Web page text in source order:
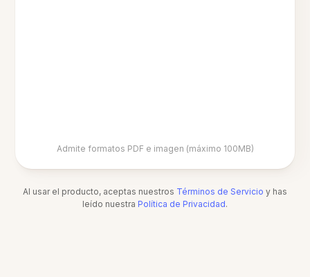
Admite formatos PDF e imagen (máximo 100MB)
Al usar el producto, aceptas nuestros Términos de Servicio y has
leído nuestra Política de Privacidad.